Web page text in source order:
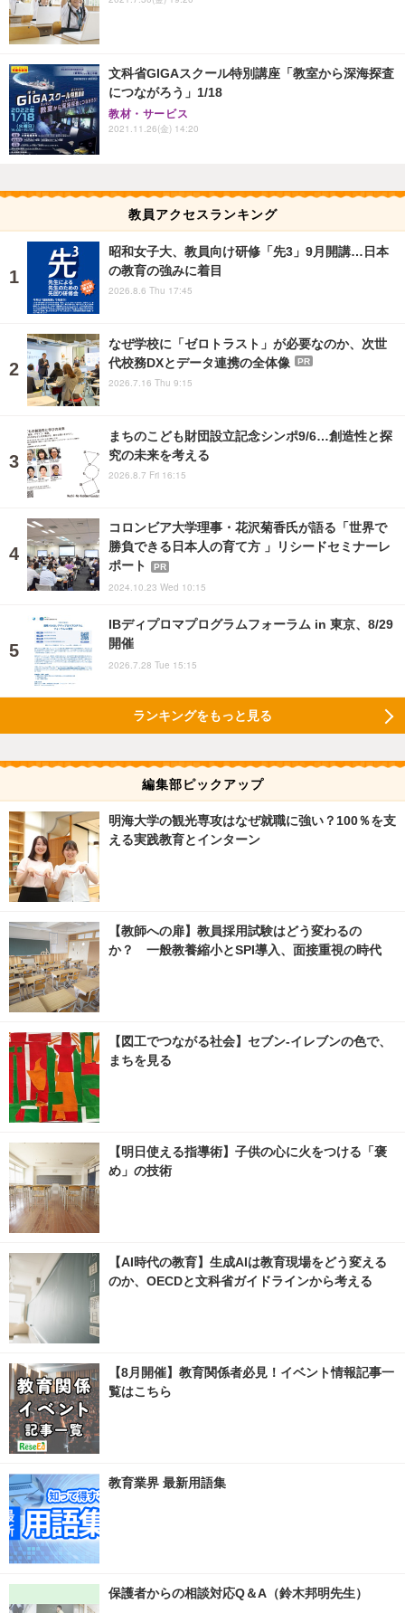
文科省GIGAスクール特別講座「教室から深海探査
につながろう」1/18
教材・サービス
2021.11.26(金) 14:20
教員アクセスランキング
昭和女子大、教員向け研修「先3」9月開講…日本
の教育の強みに着目
2026.8.6 Thu 17:45
なぜ学校に「ゼロトラスト」が必要なのか、次世
代校務DXとデータ連携の全体像
PR
2026.7.16 Thu 9:15
まちのこども財団設立記念シンポ9/6…創造性と探
究の未来を考える
2026.8.7 Fri 16:15
コロンビア大学理事・花沢菊香氏が語る「世界で
勝負できる日本人の育て方 」リシードセミナーレ
ポート
PR
2024.10.23 Wed 10:15
IBディプロマプログラムフォーラム in 東京、8/29
開催
2026.7.28 Tue 15:15
ランキングをもっと見る
編集部ピックアップ
明海大学の観光専攻はなぜ就職に強い？100％を支
える実践教育とインターン
【教師への扉】教員採用試験はどう変わるの
か？ 一般教養縮小とSPI導入、面接重視の時代
【図工でつながる社会】セブン‐イレブンの色で、
まちを見る
【明日使える指導術】子供の心に火をつける「褒
め」の技術
【AI時代の教育】生成AIは教育現場をどう変える
のか、OECDと文科省ガイドラインから考える
【8月開催】教育関係者必見！イベント情報記事一
覧はこちら
教育業界 最新用語集
保護者からの相談対応Q＆A（鈴木邦明先生）